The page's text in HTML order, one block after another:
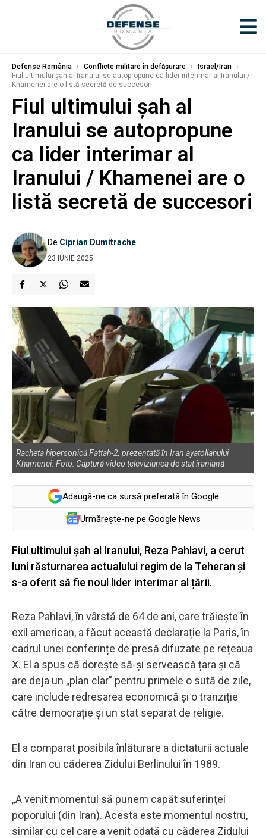
Defense România › Conflicte militare în defășurare › Israel/Iran ›
Fiul ultimului șah al Iranului se autopropune ca lider interimar al Iranului /
Khamenei are o listă secretă de succesori
Fiul ultimului șah al
Iranului se autopropune
ca lider interimar al
Iranului / Khamenei are o
listă secretă de succesori
De Ciprian Dumitrache
23 IUNIE 2025
Racheta hipersonică Fattah-2, prezentată în Iran ayatollahului
Khamenei. Foto: Captură video televiziunea de stat iraniană
Adaugă-ne ca sursă preferată în Google
Urmărește-ne pe Google News
Fiul ultimului șah al Iranului, Reza Pahlavi, a cerut
luni răsturnarea actualului regim de la Teheran și
s-a oferit să fie noul lider interimar al țării.
Reza Pahlavi, în vârstă de 64 de ani, care trăiește în
exil american, a făcut această declarație la Paris, în
cadrul unei conferințe de presă difuzate pe rețeaua
X. El a spus că dorește să-și servească țara și că
are deja un „plan clar” pentru primele o sută de zile,
care include redresarea economică și o tranziție
către democrație și un stat separat de religie.
El a comparat posibila înlăturare a dictaturii actuale
din Iran cu căderea Zidului Berlinului în 1989.
„A venit momentul să punem capăt suferinței
poporului (din Iran). Acesta este momentul nostru,
similar cu cel care a venit odată cu căderea Zidului